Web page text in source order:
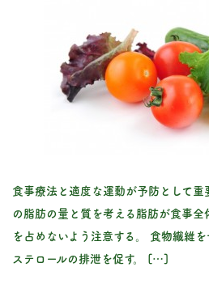
食事療法と適度な運動が予防として
の脂肪の量と質を考える脂肪が食事
を占めないよう注意する。 食物繊維
ステロールの排泄を促す。 […]